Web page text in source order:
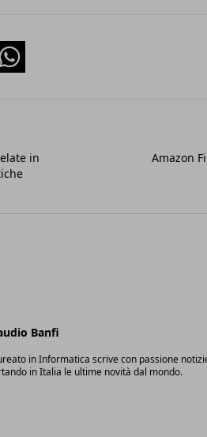
Whatsapp
in
Amazon
Banfi
in Informatica scrive con passione
in Italia le ultime novità dal mondo.